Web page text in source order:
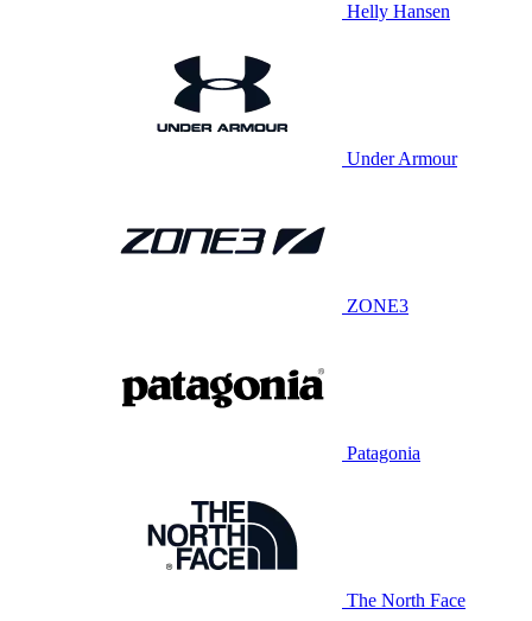
Helly Hansen
Under Armour
ZONE3
Patagonia
The North Face